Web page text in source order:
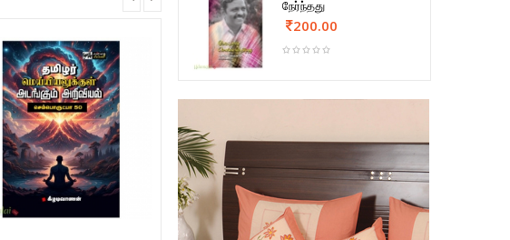
நேர்ந்தது
200.00